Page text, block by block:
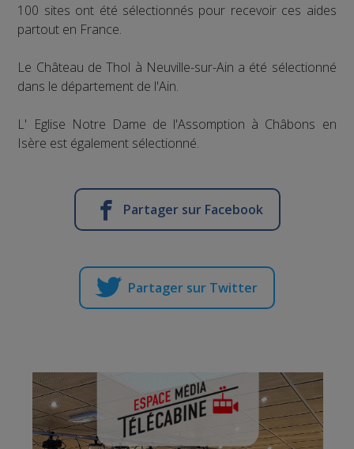
100 sites ont été sélectionnés pour recevoir ces aides
partout en France.
Le Château de Thol à Neuville-sur-Ain a été sélectionné
dans le département de l'Ain.
L' Eglise Notre Dame de l'Assomption à Châbons en
Isère est également sélectionné.
Partager sur Facebook
Partager sur Twitter